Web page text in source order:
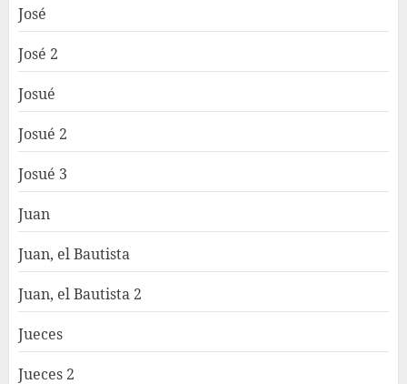
José
José 2
Josué
Josué 2
Josué 3
Juan
Juan, el Bautista
Juan, el Bautista 2
Jueces
Jueces 2